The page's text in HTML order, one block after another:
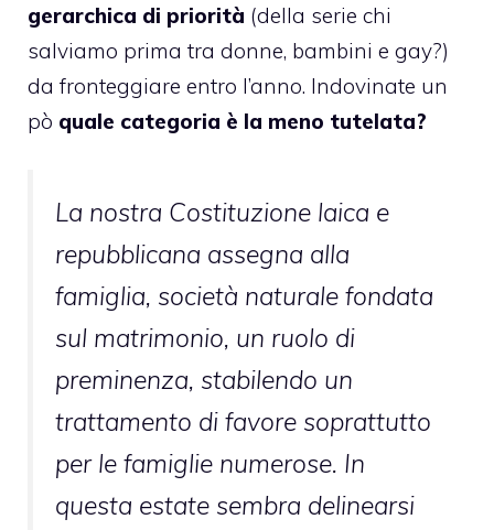
gerarchica di priorità (della serie chi
salviamo prima tra donne, bambini e gay?)
da fronteggiare entro l’anno. Indovinate un
pò quale categoria è la meno tutelata?
La nostra Costituzione laica e
repubblicana assegna alla
famiglia, società naturale fondata
sul matrimonio, un ruolo di
preminenza, stabilendo un
trattamento di favore soprattutto
per le famiglie numerose. In
questa estate sembra delinearsi